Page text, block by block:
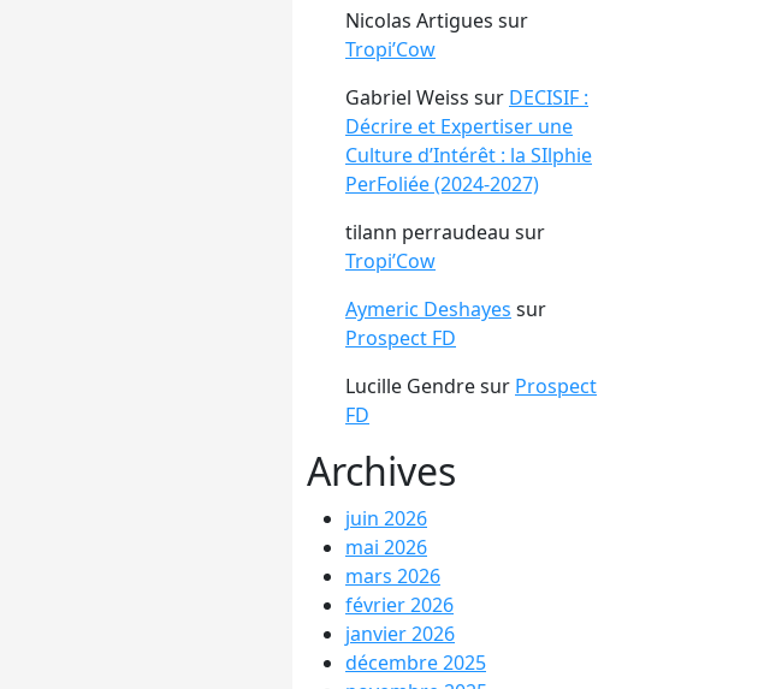
Nicolas Artigues sur
Tropi’Cow
Gabriel Weiss sur DECISIF :
Décrire et Expertiser une
Culture d’Intérêt : la SIlphie
PerFoliée (2024-2027)
tilann perraudeau sur
Tropi’Cow
Aymeric Deshayes sur
Prospect FD
Lucille Gendresur Prospect
FD
Archives
juin 2026
mai 2026
mars 2026
février 2026
janvier 2026
décembre 2025